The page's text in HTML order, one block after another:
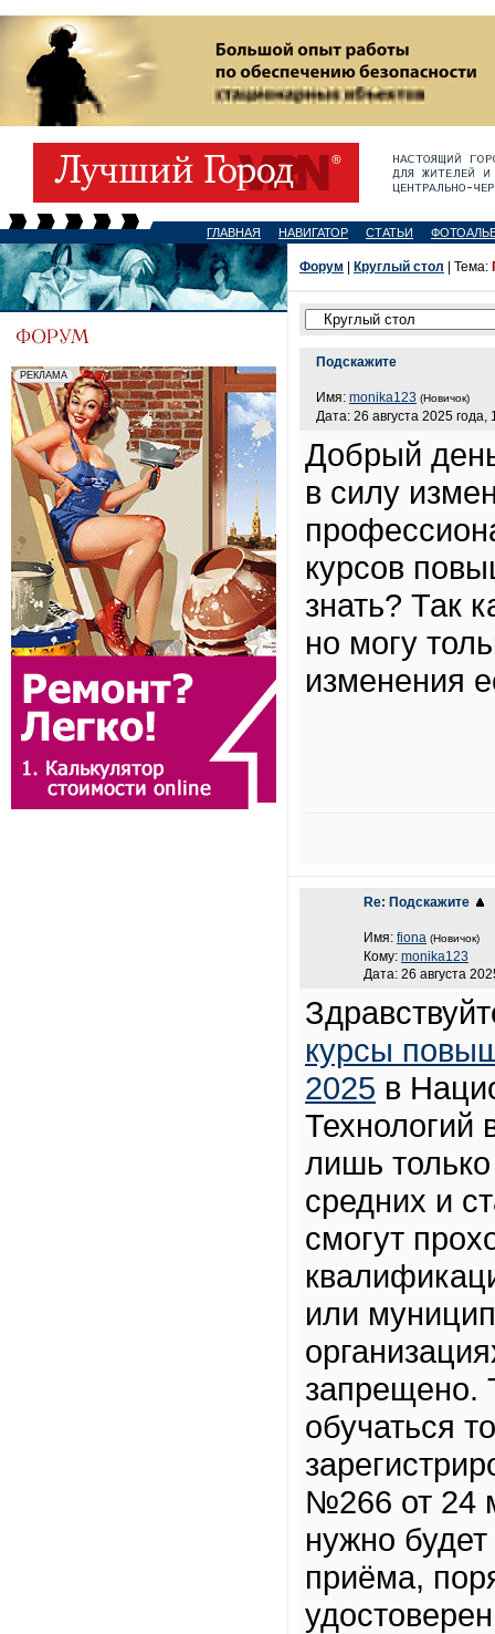
ГЛАВНАЯ НАВИГАТОР СТАТЬИ
Форум Круглый стол | Тема:
Подскажите
Имя: monika123 (Новичок)
Дата: 26 августа 2025 года,
Добрый
в силу
курсов
знать? Так
но могу
изменения
Re: Подскажите
Имя: fiona (Новичок)
Кому: monika123
Дата: 26 августа
курсы
2025 в
Технологий
лишь
средних и
смогут
или
запрещено.
обучаться
№266 от 24
нужно
приёма,